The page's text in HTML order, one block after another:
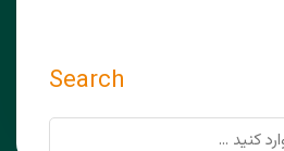
Search